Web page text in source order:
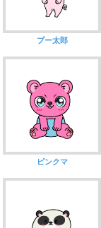
プー太郎
ピンクマ